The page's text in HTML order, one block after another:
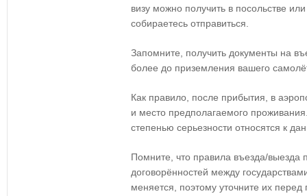
визу можно получить в посольстве
собираетесь отправиться.
Запомните, получить документы на
более до приземления вашего
Как правило, после прибытия, в
и место предполагаемого
степенью серьезности относятся к
Помните, что правила въезда/выезда
договорённостей между
меняется, поэтому уточните их перед